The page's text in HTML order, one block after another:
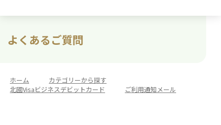
よくあるご質問
ホーム カテゴリーから探す
北國Visaビジネスデビットカード
ご利用通知メール